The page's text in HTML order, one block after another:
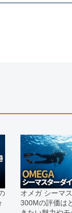
為、サイトでのご注
場合にも、事前に在
いたします。
、外装および内部機
ております。
のでご了承くださいま
オメガ シーマ
300Mの評価は